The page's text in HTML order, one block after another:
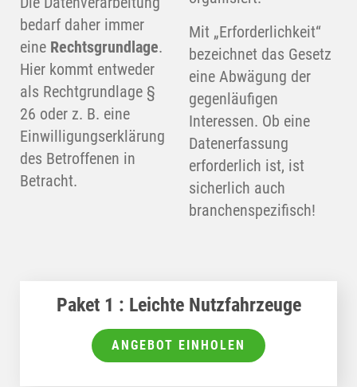
bedarf daher immer
eine Rechtsgrundlage.
Hier kommt entweder
als Rechtgrundlage §
26 oder z. B. eine
Einwilligungserklärung
des Betroffenen in
Betracht.
Mit „Erforderlichkeit“
bezeichnet das Gesetz
eine Abwägung der
gegenläufigen
Interessen. Ob eine
Datenerfassung
erforderlich ist, ist
sicherlich auch
branchenspezifisch!
Paket 1 : Leichte Nutzfahrzeuge
ANGEBOT EINHOLEN